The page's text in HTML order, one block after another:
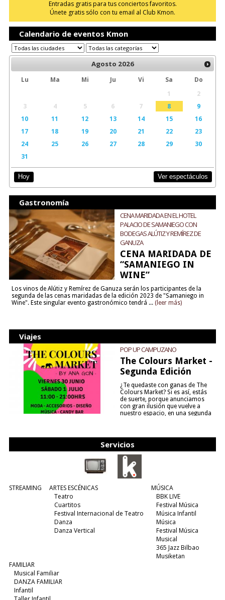
Entradas gratis para tus conciertos favoritos.
Únete gratis sólo con tu email al Club Kmon.
Calendario de eventos Kmon
Agosto 2026
Lu Ma Mi Ju Vi Sa
Do
1
2
3
4 5 6 7 8
9
10
11 12 13 14 15
16
17
18 19 20 21 22
23
24
25 26 27 28 29
30
31
Hoy Ver espectáculos
Gastronomía
CENA MARIDADA EN EL HOTEL
PALACIO DE SAMANIEGO CON
BODEGAS ALÚTIZ Y REMÍREZ DE
GANUZA
CENA MARIDADA DE
“SAMANIEGO IN
WINE”
Los vinos de Alútiz y Remírez de Ganuza serán los participantes de la
segunda de las cenas maridadas de la edición 2023 de "Samaniego in
Wine". Este singular evento gastronómico tendrá ... (leer más)
Viajes
POP UP CAMPUZANO
The Colours Market -
Segunda Edición
¿Te quedaste con ganas de The
Colours Market? Si es así, estás
de suerte, porque anunciamos
con gran ilusión que vuelve a
nuestro espacio, en una segunda
Servicios
STREAMING
ARTES ESCÉNICAS
Teatro
Cuartitos
Festival Internacional de Teatro
Danza
Danza Vertical
MÚSICA
BBK LIVE
Festival Música
Música Infantil
Música
Festival Música
Musical
365 Jazz Bilbao
Musiketan
FAMILIAR
Musical Familiar
DANZA FAMILIAR
Infantil